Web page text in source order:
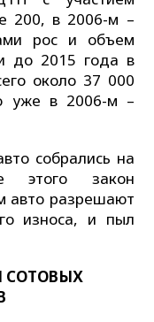
200, в 2006-м –
рос и объем
до 2015 года в
около 37 000
уже в 2006-м –
собрались на
этого закон
авто разрешают
износа, и пыл
СОТОВЫХ